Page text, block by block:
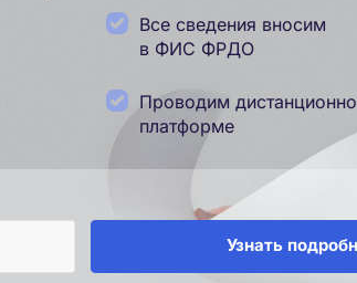
Все сведения вносим
в ФИС ФРДО
Проводим
платформе
Узнать